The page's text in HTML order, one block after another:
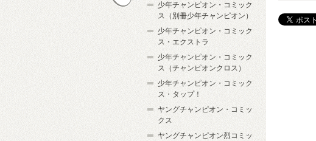
少年チャンピオン・コミック
ス（別冊少年チャンピオン）
少年チャンピオン・コミック
ス・エクストラ
少年チャンピオン・コミック
ス（チャンピオンクロス）
少年チャンピオン・コミック
ス・タップ！
ヤングチャンピオン・コミッ
クス
ヤングチャンピオン烈コミッ